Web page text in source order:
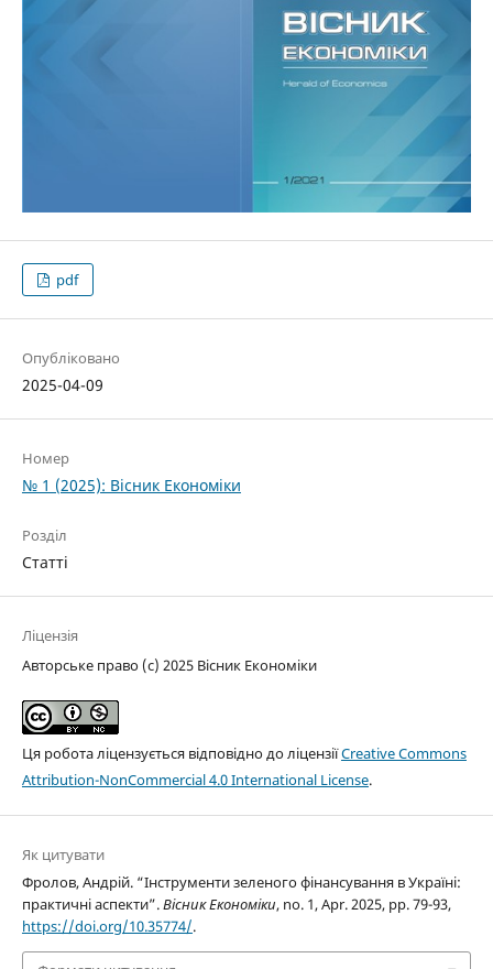
pdf
Опубліковано
2025-04-09
Номер
№ 1 (2025): Вісник Економіки
Розділ
Статті
Ліцензія
Авторське право (c) 2025 Вісник Економіки
Ця робота ліцензується відповідно до ліцензіїCreative Commons
Attribution-NonCommercial 4.0 International License.
Як цитувати
Фролов, Андрій. “Інструменти зеленого фінансування в Україні:
практичні аспекти”.Вісник Економіки, no. 1, Apr. 2025, pp. 79-93,
https://doi.org/10.35774/.